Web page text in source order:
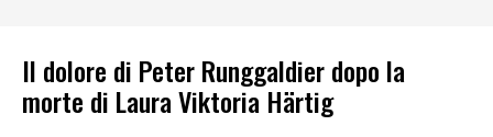
Il dolore di Peter Runggaldier dopo la
morte di Laura Viktoria Härtig